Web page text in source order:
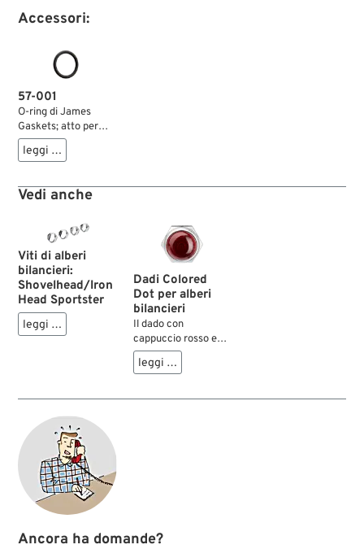
Accessori:
57-001
O-ring di James
Gaskets; atto per
Albero bilanciere XL
1957-1985, XLCR
1984, Copriaste
inferiore XL 1979-
superiore BT late
1979-early 1981 e XL
1979-1983,
Raccordo base
cilindro FLT late
1981, deflettore olio
starter 1965-1985
(BT 4 marce),
1936-1985; gomma;
Ø int. x Ø est.: 19 x
24 mm, spessore:
2.5 mm; rimpiazza
OEM HD 11101; peso
lordo: 1 g
leggi …
Vedi anche
Viti di alberi
bilancieri:
Shovelhead/Iron
Head Sportster
leggi …
Dadi Colored
Dot per alberi
bilancieri
Il dado con
cappuccio rosso era
monatata per la
"factory".
leggi …
Ancora ha domande?